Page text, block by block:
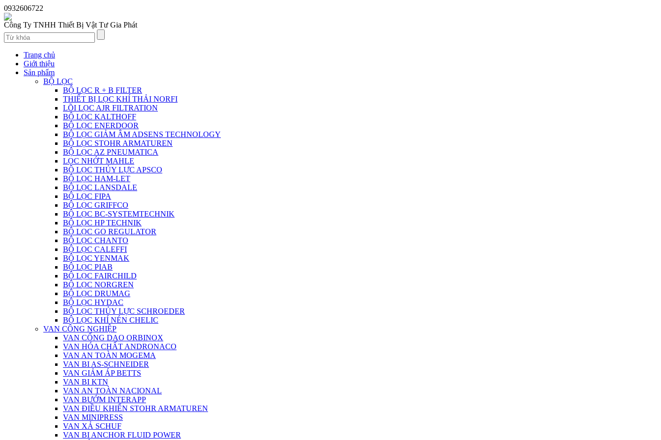
0932606722
Công Ty TNHH Thiết Bị Vật Tư Gia Phát
Trang chủ
Giới thiệu
Sản phẩm
BỘ LỌC
BỘ LỌC R + B FILTER
THIẾT BỊ LỌC KHÍ THẢI NORFI
LÕI LỌC AJR FILTRATION
BỘ LỌC KALTHOFF
BỘ LỌC ENERDOOR
BỘ LỌC GIẢM ÂM ADSENS TECHNOLOGY
BỘ LỌC STOHR ARMATUREN
BỘ LỌC AZ PNEUMATICA
LỌC NHỚT MAHLE
BỘ LỌC THỦY LỰC APSCO
BỘ LỌC HAM-LET
BỘ LỌC LANSDALE
BỘ LỌC FIPA
BỘ LỌC GRIFFCO
BỘ LỌC BC-SYSTEMTECHNIK
BỘ LỌC HP TECHNIK
BỘ LỌC GO REGULATOR
BỘ LỌC CHANTO
BỘ LỌC CALEFFI
BỘ LỌC YENMAK
BỘ LỌC PIAB
BỘ LỌC FAIRCHILD
BỘ LỌC NORGREN
BỘ LỌC DRUMAG
BỘ LỌC HYDAC
BỘ LỌC THỦY LỰC SCHROEDER
BỘ LỌC KHÍ NÉN CHELIC
VAN CÔNG NGHIỆP
VAN CỔNG DAO ORBINOX
VAN HÓA CHẤT ANDRONACO
VAN AN TOÀN MOGEMA
VAN BI AS-SCHNEIDER
VAN GIẢM ÁP BETTS
VAN BI KTN
VAN AN TOÀN NACIONAL
VAN BƯỚM INTERAPP
VAN ĐIỀU KHIỂN STOHR ARMATUREN
VAN MINIPRESS
VAN XẢ SCHUF
VAN BI ANCHOR FLUID POWER